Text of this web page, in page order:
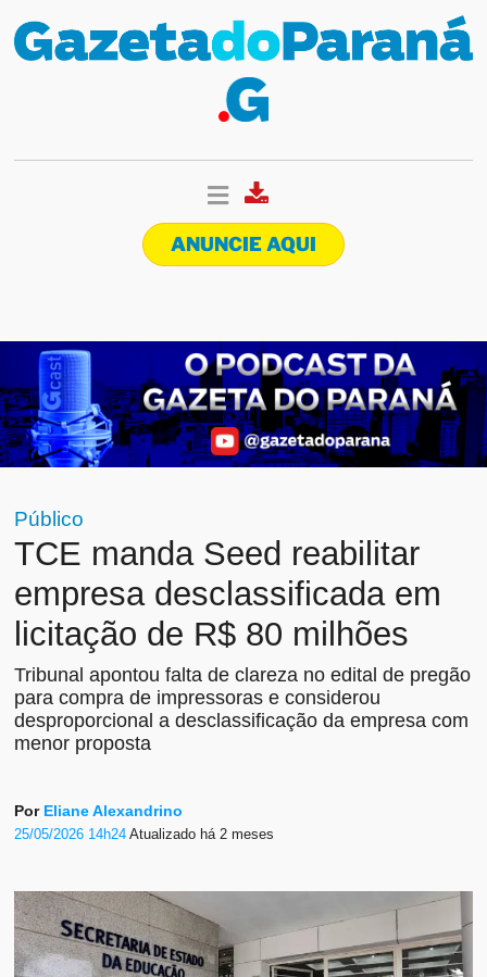
ANUNCIE AQUI
Público
TCE manda Seed reabilitar
empresa desclassificada em
licitação de R$ 80 milhões
Tribunal apontou falta de clareza no edital de pregão
para compra de impressoras e considerou
desproporcional a desclassificação da empresa com
menor proposta
Por Eliane Alexandrino
25/05/2026 14h24Atualizado há 2 meses